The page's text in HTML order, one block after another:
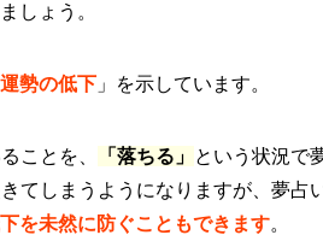
しょう。
運勢の低下 」を示しています。
ことを、 「落ちる」 という状況で
てしまうようになりますが、夢占
を未然に防ぐこともできます。